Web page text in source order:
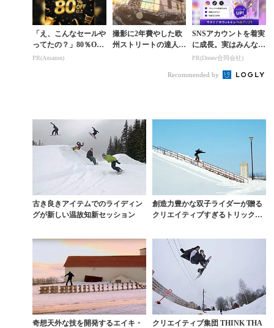
「え、こんなセールや
ってたの？」80％OFF
以上が続々登場！Am
PR(Amazon)
撮影に2年費やした欧
州ストリートの達人に
SNSアカウントを着実
に成長。実はみんなコ
コ使ってます。
PR(Dreaw合同会社)
Recommended by
古き良きアイテムでのライディン
グが新しい温故知新セッション
創造力豊かな双子ライダーが贈る
クリエイティブすぎるトリックた
奇想天外な技を開発するエイキ・
クリエイティブ集団 THINK THA